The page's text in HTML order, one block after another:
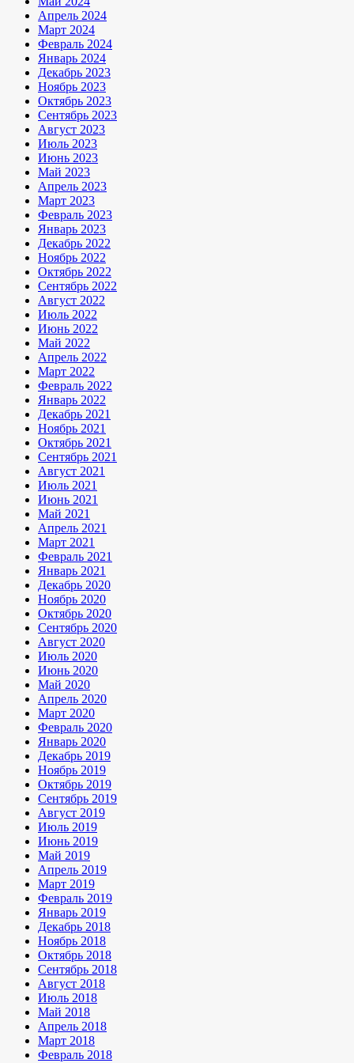
Апрель 2024
Март 2024
Февраль 2024
Январь 2024
Декабрь 2023
Ноябрь 2023
Октябрь 2023
Сентябрь 2023
Август 2023
Июль 2023
Июнь 2023
Май 2023
Апрель 2023
Март 2023
Февраль 2023
Январь 2023
Декабрь 2022
Ноябрь 2022
Октябрь 2022
Сентябрь 2022
Август 2022
Июль 2022
Июнь 2022
Май 2022
Апрель 2022
Март 2022
Февраль 2022
Январь 2022
Декабрь 2021
Ноябрь 2021
Октябрь 2021
Сентябрь 2021
Август 2021
Июль 2021
Июнь 2021
Май 2021
Апрель 2021
Март 2021
Февраль 2021
Январь 2021
Декабрь 2020
Ноябрь 2020
Октябрь 2020
Сентябрь 2020
Август 2020
Июль 2020
Июнь 2020
Май 2020
Апрель 2020
Март 2020
Февраль 2020
Январь 2020
Декабрь 2019
Ноябрь 2019
Октябрь 2019
Сентябрь 2019
Август 2019
Июль 2019
Июнь 2019
Май 2019
Апрель 2019
Март 2019
Февраль 2019
Январь 2019
Декабрь 2018
Ноябрь 2018
Октябрь 2018
Сентябрь 2018
Август 2018
Июль 2018
Май 2018
Апрель 2018
Март 2018
Февраль 2018